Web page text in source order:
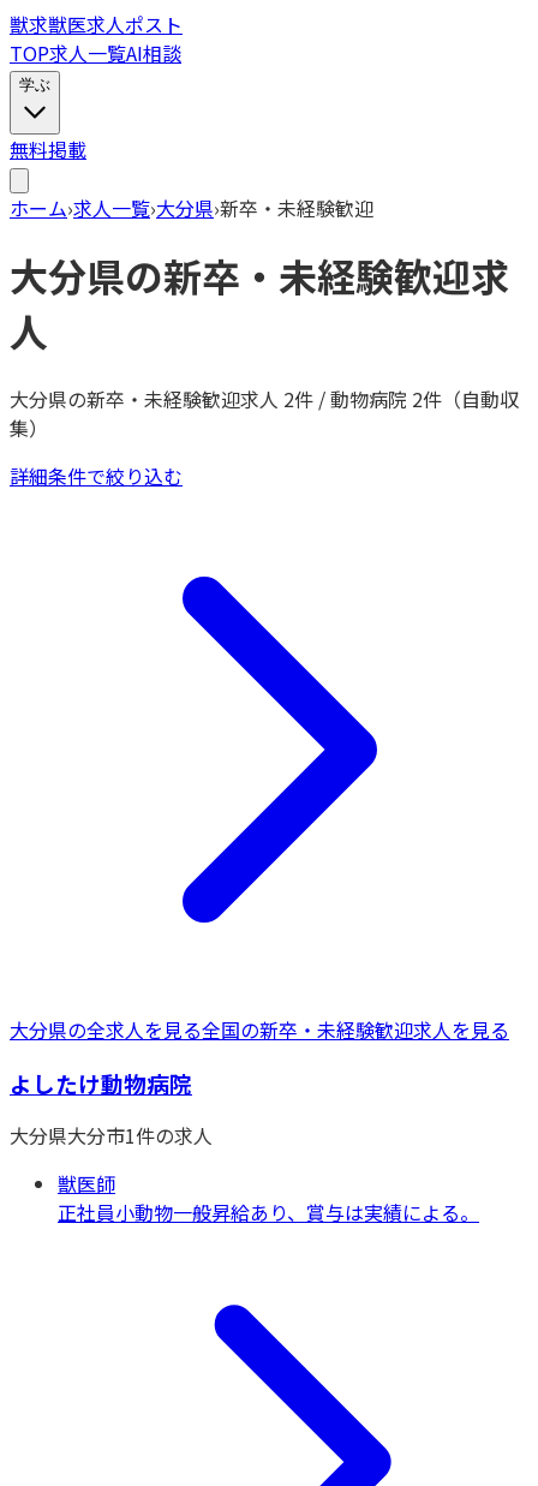
獣求獣医求人ポスト
TOP求人一覧AI相談
学ぶ
無料掲載
ホーム›求人一覧›大分県›新卒・未経験歓迎
大分県の新卒・未経験歓迎求
人
大分県の新卒・未経験歓迎求人 2件 / 動物病院 2件（自動収
集）
詳細条件で絞り込む
大分県の全求人を見る全国の新卒・未経験歓迎求人を見る
よしたけ動物病院
大分県大分市1件の求人
獣医師
正社員小動物一般昇給あり、賞与は実績による。